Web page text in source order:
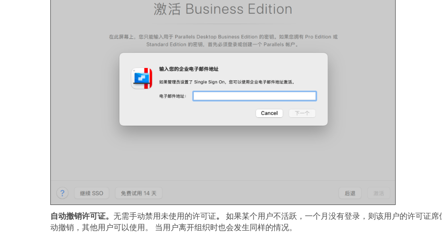
自动撤销许可证。 无需手动禁用未使用的许可证。
如果某个用户不活跃，一个月没有登录，则该用户的许可证席
动撤销，其他用户可以使用。 当用户离开组织时也会发生同样的情况。